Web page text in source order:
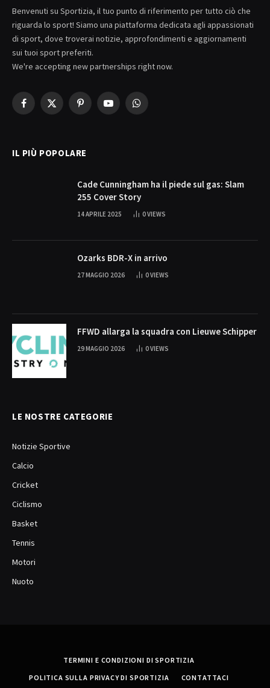
Benvenuti su Sportizia, il tuo punto di riferimento per tutto ciò che
riguarda lo sport! Siamo una piattaforma dedicata agli appassionati
di sport, dove troverai notizie, approfondimenti e aggiornamenti
sui tuoi sport preferiti.
We're accepting new partnerships right now.
Facebook
X
PinterestYouTubeWhatsApp
IL PIÙ POPOLARE
Cade Cunningham ha il piede sul gas: Slam
255 Cover Story
14 APRILE 2025 0VIEWS
Ozarks BDR-X in arrivo
27 MAGGIO 2026 0VIEWS
FFWD allarga la squadra con Lieuwe Schipper
29 MAGGIO 2026 0VIEWS
LE NOSTRE CATEGORIE
Notizie Sportive
Calcio
Cricket
Ciclismo
Basket
Tennis
Motori
Nuoto
TERMINI E CONDIZIONI DI SPORTIZIA
POLITICA SULLA PRIVACY DI SPORTIZIA
CONTATTACI